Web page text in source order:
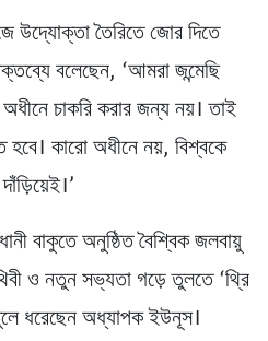
উদ্যোক্তা তৈরিতে জোর দিতে
বলেছেন, ‘আমরা জন্মেছি
চাকরি করার জন্য নয়। তাই
কারো অধীনে নয়, বিশ্বকে
বাকুতে অনুষ্ঠিত বৈশ্বিক জলবায়ু
ও নতুন সভ্যতা গড়ে তুলতে ‘থ্রি
ধরেছেন অধ্যাপক ইউনূস।